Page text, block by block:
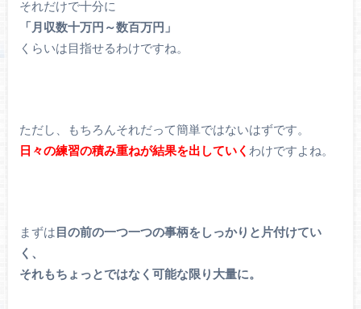
それだけで十分に
「月収数十万円～数百万円」
くらいは目指せるわけですね。
ただし、もちろんそれだって簡単ではないはずです。
日々の練習の積み重ねが結果を出していく わけですよね。
まずは目の前の一つ一つの事柄をしっかりと片付けてい
く、
それもちょっとではなく可能な限り大量に。